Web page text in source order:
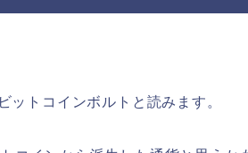
ットコインボルトと読みます。